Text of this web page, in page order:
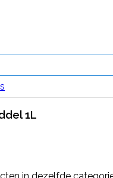
1L